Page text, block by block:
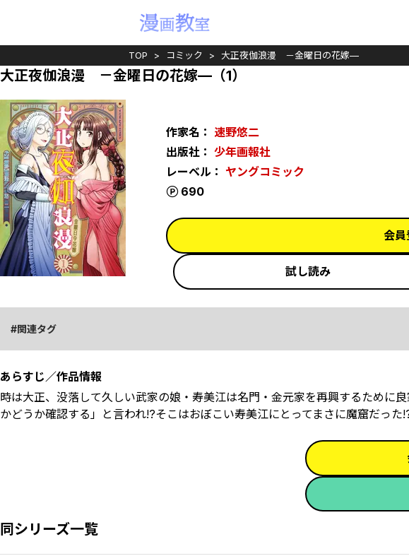
TOP コミック 大正夜伽浪漫 －金曜日の花嫁—
大正夜伽浪漫 －金曜日の花嫁—（1）
作家名： 速野悠二
出版社： 少年画報社
レーベル： ヤングコミック
690
ポイント
会
試し読み
関連タグ
あらすじ／作品情報
時は大正、没落して久しい武家の娘・寿美江は名門・金元家を再興するために
かどうか確認する」と言われ!?そこはおぼこい寿美江にとってまさに魔窟だった
同シリーズ一覧